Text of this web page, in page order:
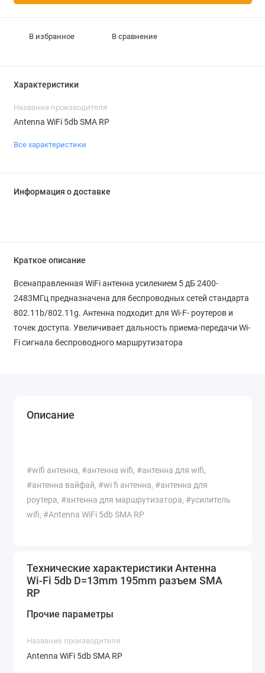
В избранное В сравнение
Характеристики
Название производителя
Antenna WiFi 5db SMA RP
Все характеристики
Информация о доставке
Краткое описание
Всенаправленная WiFi антенна усилением 5 дБ 2400-
2483МГц предназначена для беспроводных сетей стандарта
802.11b/802.11g. Антенна подходит для Wi-F- роутеров и
точек доступа. Увеличивает дальность приема-передачи Wi-
Fi сигнала беспроводного маршрутизатора
Описание
#wifi антенна, #антенна wifi, #антенна для wifi,
#антенна вайфай, #wi fi антенна, #антенна для
роутера, #антенна для маршрутизатора, #усилитель
wifi, #Antenna WiFi 5db SMA RP
Технические характеристики Антенна
Wi-Fi 5db D=13mm 195mm разъем SMA
RP
Прочие параметры
Название производителя
Antenna WiFi 5db SMA RP